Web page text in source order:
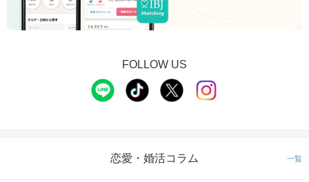
FOLLOW US
恋愛・婚活コラム 一覧